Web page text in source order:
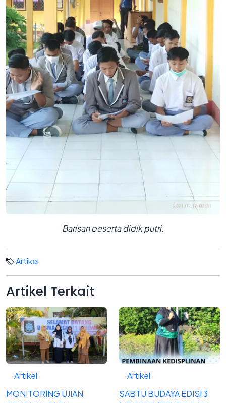
Barisan peserta didik putri.
Artikel
Artikel Terkait
Artikel
MONITORING UJIAN
Artikel
SABTU BUDAYA EDISI 3